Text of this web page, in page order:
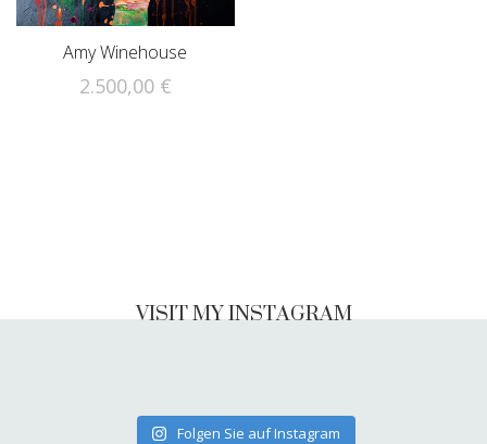
Amy Winehouse
2.500,00 €
VISIT MY INSTAGRAM
Folgen Sie auf Instagram